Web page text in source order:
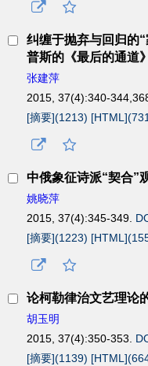
纠缠于抛弃与回归的
普斯的《最后的通道
张建萍
2015, 37(4):340-
[摘要](1213) [HTML](731
中俄象征诗派“契合”
姚晓萍
2015, 37(4):345-349.
[摘要](1223) [HTML](
论柯勒律治文艺理论
胡玉明
2015, 37(4):350-353.
[摘要](1139) [HTML](